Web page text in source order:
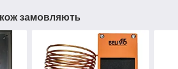
замовляють